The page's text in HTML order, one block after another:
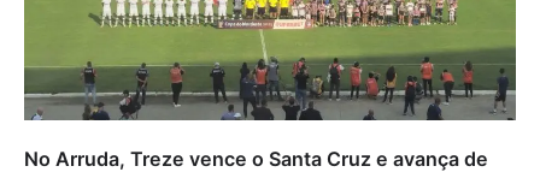
No Arruda, Treze vence o Santa Cruz e avança de